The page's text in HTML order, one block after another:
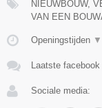
NIEUWBOUW,
VAN EEN
Openingstijden ▼
Laatste
Sociale media: